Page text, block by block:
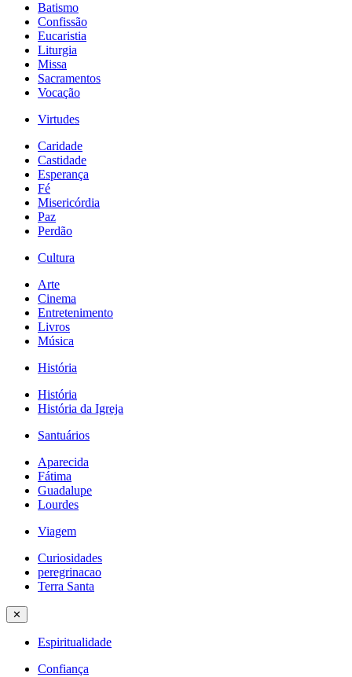
Batismo
Confissão
Eucaristia
Liturgia
Missa
Sacramentos
Vocação
Virtudes
Caridade
Castidade
Esperança
Fé
Misericórdia
Paz
Perdão
Cultura
Arte
Cinema
Entretenimento
Livros
Música
História
História
História da Igreja
Santuários
Aparecida
Fátima
Guadalupe
Lourdes
Viagem
Curiosidades
peregrinacao
Terra Santa
✕
Espiritualidade
Confiança